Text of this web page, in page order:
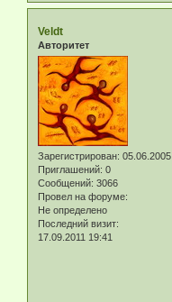
Veldt
Авторитет
Зарегистрирован: 05.06.2005
Приглашений: 0
Сообщений: 3066
Провел на форуме:
Не определено
Последний визит:
17.09.2011 19:41